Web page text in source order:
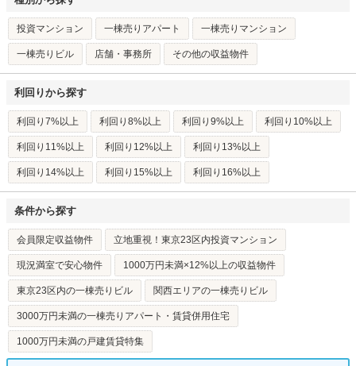
投資マンション 一棟売りアパート 一棟売りマンション
一棟売りビル 店舗・事務所 その他の収益物件
利回りから探す
利回り7%以上 利回り8%以上 利回り9%以上 利回り10%以上
利回り11%以上 利回り12%以上 利回り13%以上
利回り14%以上 利回り15%以上 利回り16%以上
条件から探す
会員限定収益物件 立地重視！東京23区内投資マンション
現況満室で安心物件 1000万円未満×12%以上の収益物件
東京23区内の一棟売りビル 関西エリアの一棟売りビル
3000万円未満の一棟売りアパート・賃貸併用住宅
1000万円未満の戸建賃貸特集